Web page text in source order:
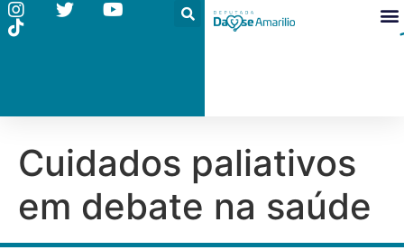
Cuidados paliativos
em debate na saúde